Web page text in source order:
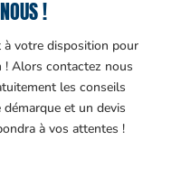
!
votre disposition pour
! Alors contactez nous
les conseils
et un devis
à vos attentes !